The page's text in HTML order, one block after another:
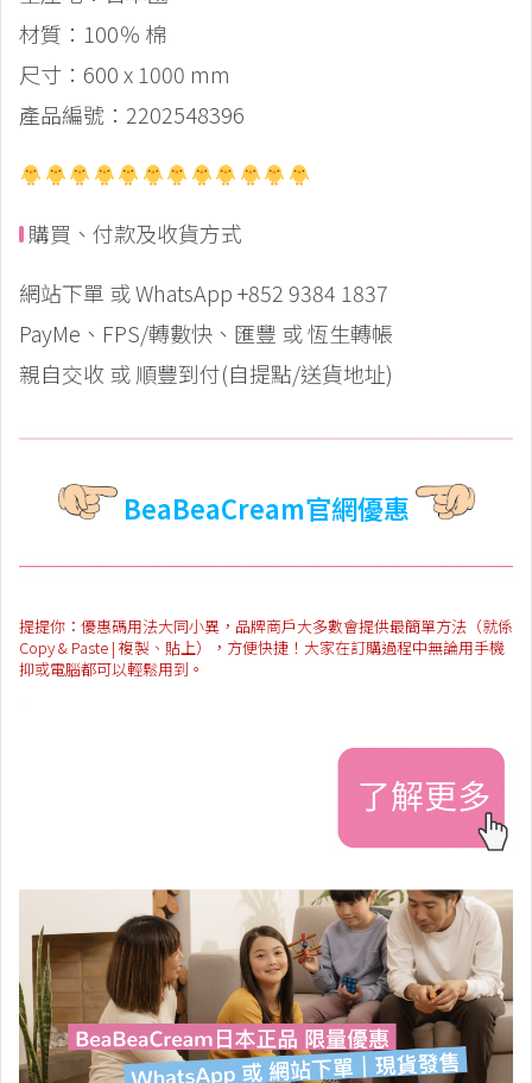
材質：100％ 棉
尺寸：600 x 1000 mm
產品編號：2202548396
購買、付款及收貨方式
網站下單 或 WhatsApp +852 9384 1837
PayMe、FPS/轉數快、匯豐 或 恆生轉帳
親自交收 或 順豐到付(自提點/送貨地址)
BeaBeaCream官網優惠
提提你：優惠碼用法大同小異，品牌商戶大多數會提供最簡單方法（就係
Copy & Paste | 複製、貼上），方便快捷！大家在訂購過程中無論用手機
抑或電腦都可以輕鬆用到。